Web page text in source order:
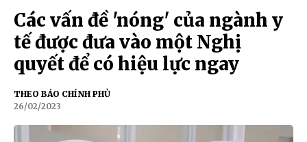
Các vấn đề 'nóng' của ngành y
tế được đưa vào một Nghị
quyết để có hiệu lực ngay
THEO BÁO CHÍNH PHỦ
26/02/2023